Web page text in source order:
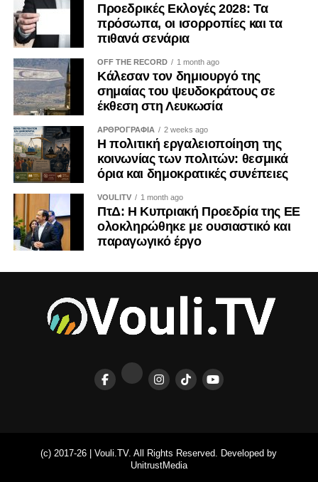
Προεδρικές Εκλογές 2028: Τα
πρόσωπα, οι ισορροπίες και τα
πιθανά σενάρια
OFF THE RECORD 1 month ago
Κάλεσαν τον δημιουργό της
σημαίας του ψευδοκράτους σε
έκθεση στη Λευκωσία
ΑΡΘΡΟΓΡΑΦΙΑ 2 weeks ago
Η πολιτική εργαλειοποίηση της
κοινωνίας των πολιτών: θεσμικά
όρια και δημοκρατικές συνέπειες
VOULITV 1 month ago
ΠτΔ: Η Κυπριακή Προεδρία της ΕΕ
ολοκληρώθηκε με ουσιαστικό και
παραγωγικό έργο
(c) 2017-26 | Vouli.TV. All Rights Reserved. Developed by
UnitrustMedia